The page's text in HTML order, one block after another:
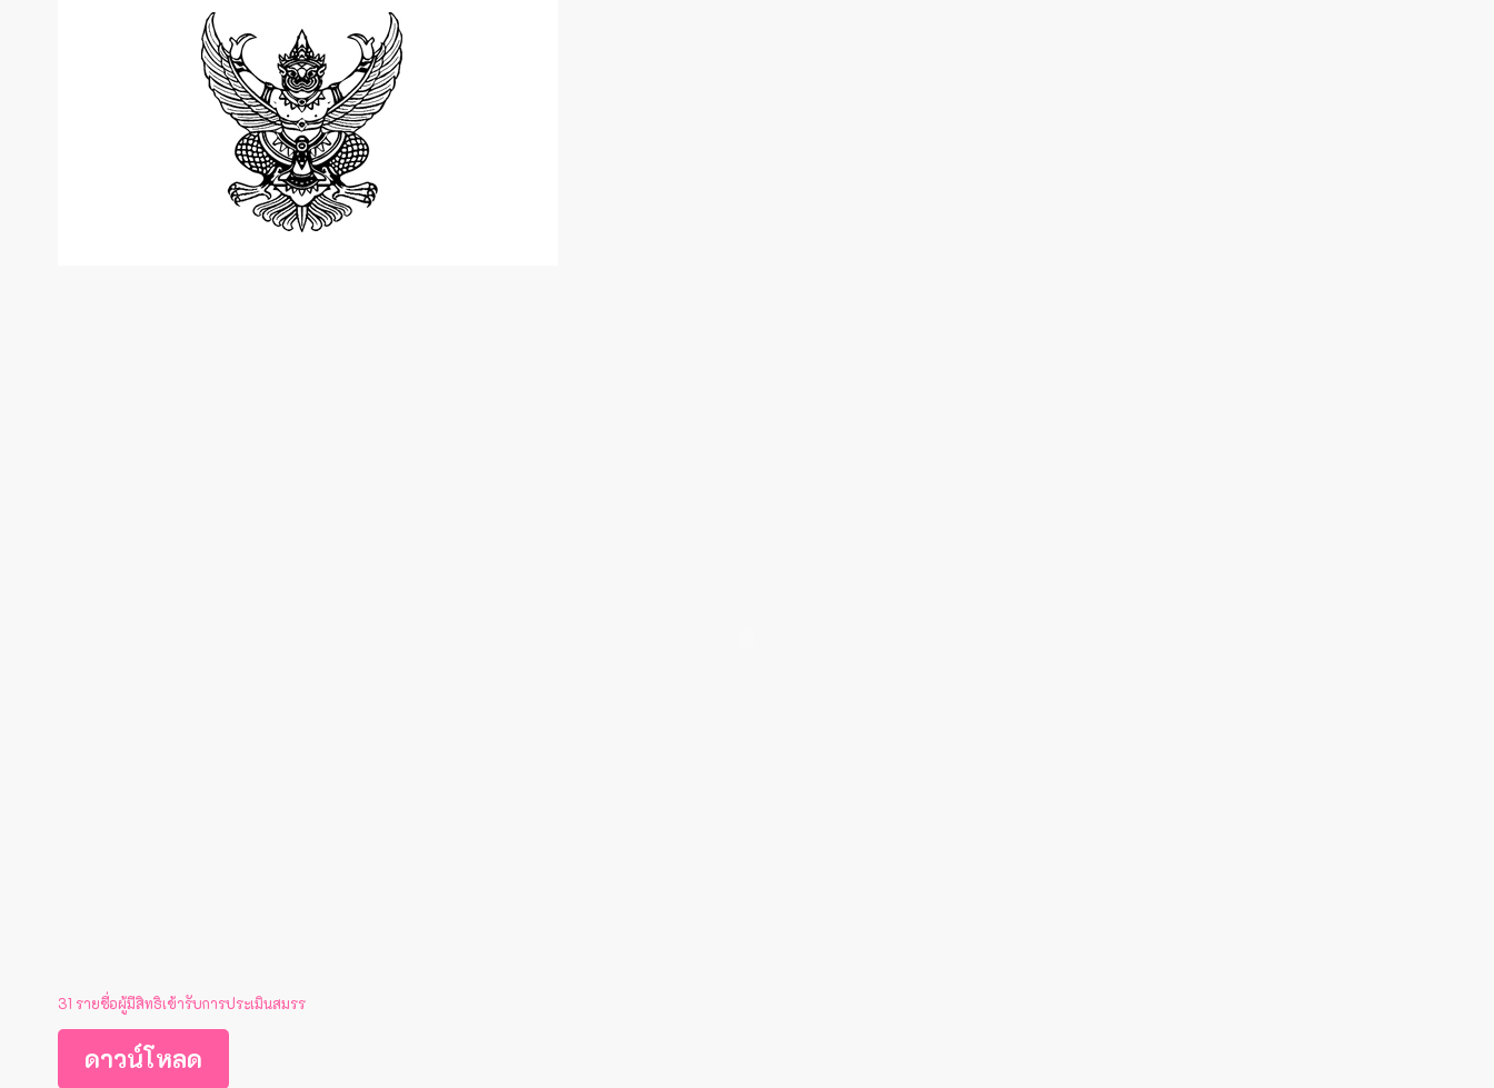
31 รายชื่อผู้มีสิทธิเข้ารับการประเมินสมรร
ดาวน์โหลด